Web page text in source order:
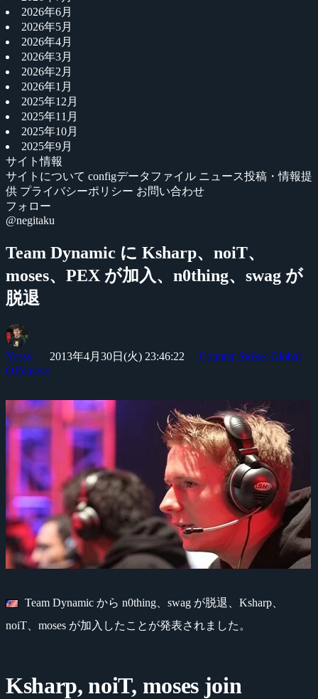
2026年6月
2026年5月
2026年4月
2026年3月
2026年2月
2026年1月
2025年12月
2025年11月
2025年10月
2025年9月
サイト情報
サイトについて configデータファイル ニュース投稿・情報提
供 プライバシーポリシー お問い合わせ
フォロー
@negitaku
Team Dynamic に Ksharp、noiT、
moses、PEX が加入、n0thing、swag が
脱退
Yossy 2013年4月30日(火) 23:46:22
Counter-Strike: Global
Offensive
Team Dynamic から n0thing、swag が脱退、Ksharp、
noiT、moses が加入したことが発表されました。
Ksharp, noiT, moses join